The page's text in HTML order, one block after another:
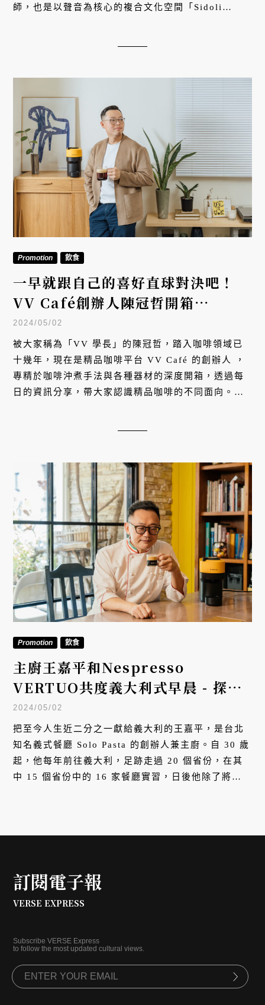
師，也是以聲音為核心的複合文化空間「Sidoli
VERTUO 膠囊咖啡機融入新居生活，每日精心編排早
Promotion 飲食
一早就跟自己的喜好直球對決吧！
VV Café創辦人陳冠哲開箱
Nespresso VERTUO
2024/05/02
被大家稱為「VV 學長」的陳冠哲，踏入咖啡領域已
十幾年，現在是精品咖啡平台 VV Café 的創辦人 ，
專精於咖啡沖煮手法與各種器材的深度開箱，透過每
日的資訊分享，帶大家認識精品咖啡的不同面向。這
Promotion 飲食
主廚王嘉平和Nespresso
VERTUO共度義大利式早晨 - 探究
咖啡與早餐的關係
2024/05/02
把至今人生近二分之一獻給義大利的王嘉平，是台北
知名義式餐廳 Solo Pasta 的創辦人兼主廚。自 30 歲
起，他每年前往義大利，足跡走過 20 個省份，在其
中 15 個省份中的 16 家餐廳實習，日後他除了將義
訂閱電子報
VERSE EXPRESS
Subscribe VERSE Express
to follow the most updated cultural views.